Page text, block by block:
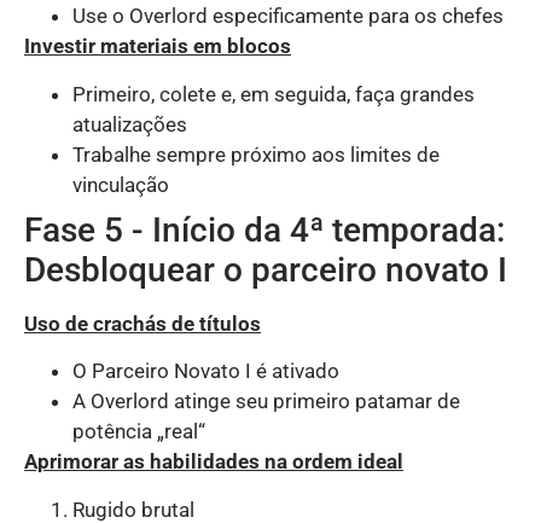
Use o Overlord especificamente para os chefes
Investir materiais em blocos
Primeiro, colete e, em seguida, faça grandes
atualizações
Trabalhe sempre próximo aos limites de
vinculação
Fase 5 - Início da 4ª temporada:
Desbloquear o parceiro novato I
Uso de crachás de títulos
O Parceiro Novato I é ativado
A Overlord atinge seu primeiro patamar de
potência „real“
Aprimorar as habilidades na ordem ideal
Rugido brutal
Arabic
Dutch
Chinese (Hong Kong)
Thai
Vietnamese